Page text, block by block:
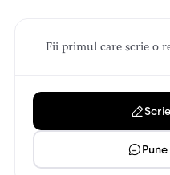
Fii primul care scrie o